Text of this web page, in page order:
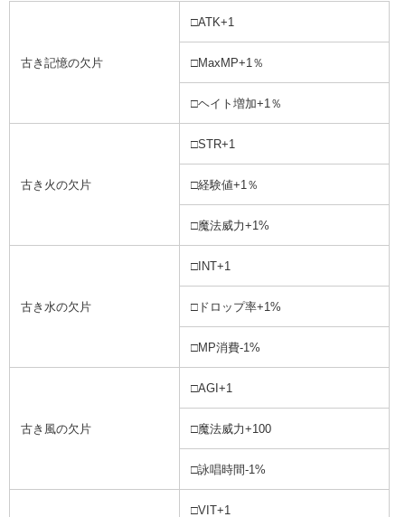
古き記憶の欠片
□ATK+1
□MaxMP+1％
□ヘイト増加+1％
古き火の欠片
□STR+1
□経験値+1％
□魔法威力+1%
古き水の欠片
□INT+1
□ドロップ率+1%
□MP消費-1%
古き風の欠片
□AGI+1
□魔法威力+100
□詠唱時間-1%
□VIT+1